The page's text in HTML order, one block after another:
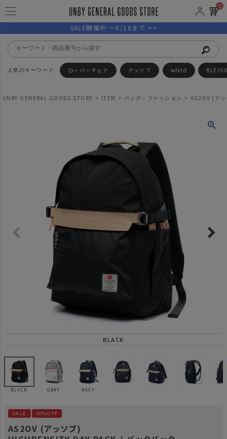
0
SALE開催中 ～8/16まで >>
ローバーチェア アッソブ wfeld
UNBY GENERAL GOODS STORE ITEM バッグ・ファッション AS2OV (ア
BLACK
BLACK GRAY NAVY
SALE 30%OFF
AS2OV (アッソブ)